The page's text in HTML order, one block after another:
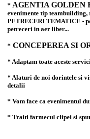
* AGENTIA GOLDEN
evenimente tip
PETRECERI TEMATICE -
petreceri in aer liber...
* CONCEPEREA SI
* Adaptam toate aceste
* Alaturi de noi dorintele si
detalii
* Vom face ca evenimentul
* Traiti farmecul clipei si